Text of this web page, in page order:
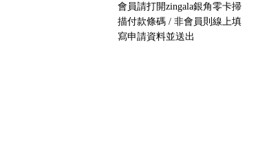
會員請打開zingala銀角零卡掃
描付款條碼 / 非會員則線上填
寫申請資料並送出